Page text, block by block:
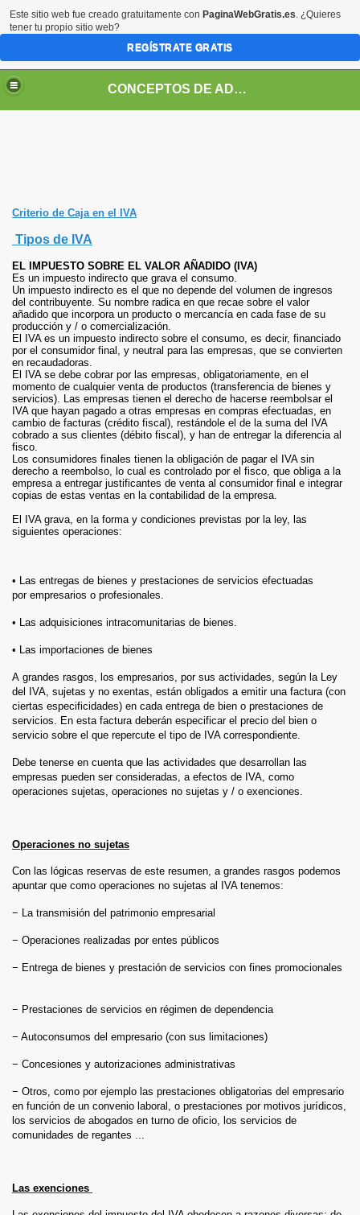
CONCEPTOS DE ADMINISTRACION
Criterio de Caja en el IVA
Tipos de IVA
EL IMPUESTO SOBRE EL VALOR AÑADIDO (IVA)
Es un impuesto indirecto que grava el consumo.
Un impuesto indirecto es el que no depende del volumen de ingresos
del contribuyente. Su nombre radica en que recae sobre el valor
añadido que incorpora un producto o mercancía en cada fase de su
producción y / o comercialización.
El IVA es un impuesto indirecto sobre el consumo, es decir, financiado
por el consumidor final, y neutral para las empresas, que se convierten
en recaudadoras.
El IVA se debe cobrar por las empresas, obligatoriamente, en el
momento de cualquier venta de productos (transferencia de bienes y
servicios). Las empresas tienen el derecho de hacerse reembolsar el
IVA que hayan pagado a otras empresas en compras efectuadas, en
cambio de facturas (crédito fiscal), restándole el de la suma del IVA
cobrado a sus clientes (débito fiscal), y han de entregar la diferencia al
fisco.
Los consumidores finales tienen la obligación de pagar el IVA sin
derecho a reembolso, lo cual es controlado por el fisco, que obliga a la
empresa a entregar justificantes de venta al consumidor final e integrar
copias de estas ventas en la contabilidad de la empresa.
El IVA grava, en la forma y condiciones previstas por la ley, las
siguientes operaciones:
• Las entregas de bienes y prestaciones de servicios efectuadas
por empresarios o profesionales.
• Las adquisiciones intracomunitarias de bienes.
• Las importaciones de bienes
A grandes rasgos, los empresarios, por sus actividades, según la Ley
del IVA, sujetas y no exentas, están obligados a emitir una factura (con
ciertas especificidades) en cada entrega de bien o prestaciones de
servicios. En esta factura deberán especificar el precio del bien o
servicio sobre el que repercute el tipo de IVA correspondiente.
Debe tenerse en cuenta que las actividades que desarrollan las
empresas pueden ser consideradas, a efectos de IVA, como
operaciones sujetas, operaciones no sujetas y / o exenciones.
Operaciones no sujetas
Con las lógicas reservas de este resumen, a grandes rasgos podemos
apuntar que como operaciones no sujetas al IVA tenemos:
− La transmisión del patrimonio empresarial
− Operaciones realizadas por entes públicos
− Entrega de bienes y prestación de servicios con fines promocionales
− Prestaciones de servicios en régimen de dependencia
− Autoconsumos del empresario (con sus limitaciones)
− Concesiones y autorizaciones administrativas
− Otros, como por ejemplo las prestaciones obligatorias del empresario
en función de un convenio laboral, o prestaciones por motivos jurídicos,
los servicios de abogados en turno de oficio, los servicios de
comunidades de regantes ...
Las exenciones
Este sitio web fue creado gratuitamente con PaginaWebGratis.es. ¿Quieres
tener tu propio sitio web?
REGÍSTRATE GRATIS